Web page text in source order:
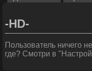
-HD-
Пользователь ничего
где? Смотри в